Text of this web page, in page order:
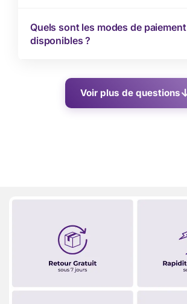
Quels sont les modes de paiement
disponibles ?
Voir plus de questions